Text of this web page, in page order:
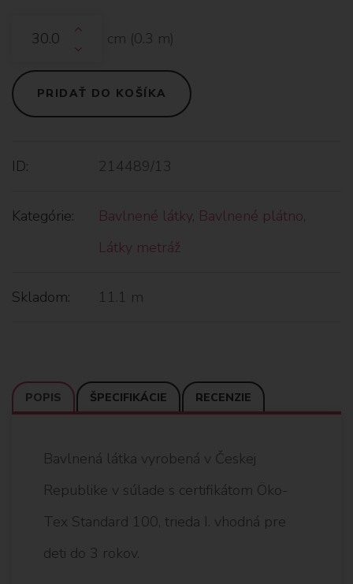
cm (0.3 m)
PRIDAŤ DO KOŠÍKA
ID: 214489/13
Kategórie: Bavlnené látky, Bavlnené plátno,
Látky metráž
Skladom: 11.1 m
POPIS ŠPECIFIKÁCIE RECENZIE
Bavlnená látka vyrobená v Českej
Republike v súlade s certifikátom Öko-
Tex Standard 100, trieda I. vhodná pre
deti do 3 rokov.